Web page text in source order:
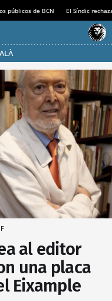
públicos de BCN El Síndic
al editor
una placa
Eixample